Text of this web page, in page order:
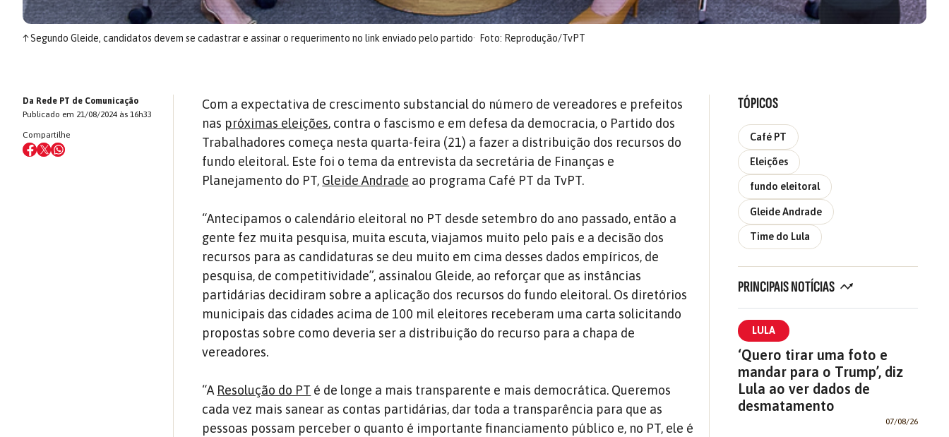
↑Segundo Gleide, candidatos devem se cadastrar e assinar o requerimento no link enviado pelo partido Foto: Reprodução/TvPT
Da Rede PT de Comunicação
Publicado em 21/08/2024 às 16h33
Compartilhe
Com a expectativa de crescimento substancial do número de vereadores e prefeitos
nas próximas eleições, contra o fascismo e em defesa da democracia, o Partido dos
Trabalhadores começa nesta quarta-feira (21) a fazer a distribuição dos recursos do
fundo eleitoral. Este foi o tema da entrevista da secretária de Finanças e
Planejamento do PT, Gleide Andrade ao programa Café PT da TvPT.
“Antecipamos o calendário eleitoral no PT desde setembro do ano passado, então a
gente fez muita pesquisa, muita escuta, viajamos muito pelo país e a decisão dos
recursos para as candidaturas se deu muito em cima desses dados empíricos, de
pesquisa, de competitividade”, assinalou Gleide, ao reforçar que as instâncias
partidárias decidiram sobre a aplicação dos recursos do fundo eleitoral. Os diretórios
municipais das cidades acima de 100 mil eleitores receberam uma carta solicitando
propostas sobre como deveria ser a distribuição do recurso para a chapa de
vereadores.
“A Resolução do PT é de longe a mais transparente e mais democrática. Queremos
cada vez mais sanear as contas partidárias, dar toda a transparência para que as
pessoas possam perceber o quanto é importante financiamento público e, no PT, ele é
TÓPICOS
Café PT
Eleições
fundo eleitoral
Gleide Andrade
Time do Lula
PRINCIPAIS NOTÍCIAS
LULA
‘Quero tirar uma foto e
mandar para o Trump’, diz
Lula ao ver dados de
desmatamento
07/08/26